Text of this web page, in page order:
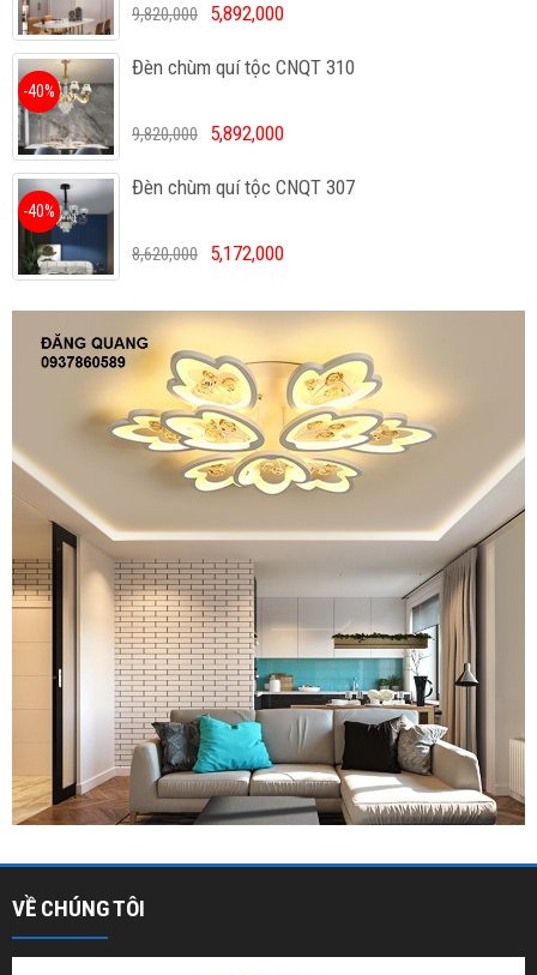
9,820,000 5,892,000
Đèn chùm quí tộc CNQT 310
-40%
9,820,000 5,892,000
Đèn chùm quí tộc CNQT 307
-40%
8,620,000 5,172,000
VỀ CHÚNG TÔI